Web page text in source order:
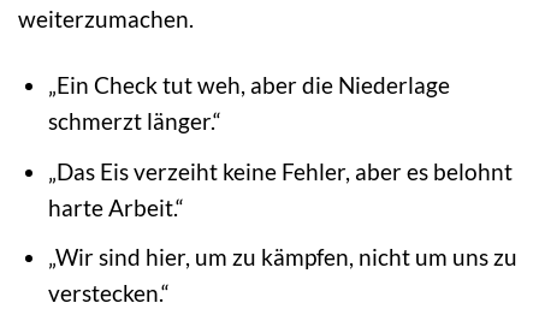
weiterzumachen.
„Ein Check tut weh, aber die Niederlage
schmerzt länger.“
„Das Eis verzeiht keine Fehler, aber es belohnt
harte Arbeit.“
„Wir sind hier, um zu kämpfen, nicht um uns zu
verstecken.“